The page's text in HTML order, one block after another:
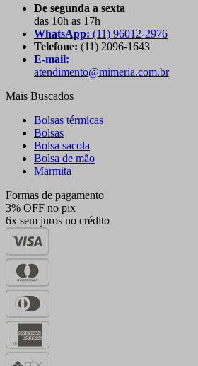
De segunda a sexta
das 10h as 17h
WhatsApp: (11) 96012-2976
Telefone: (11) 2096-1643
E-mail:
atendimento@mimeria.com.br
Mais Buscados
Bolsas térmicas
Bolsas
Bolsa sacola
Bolsa de mão
Marmita
Formas de pagamento
3% OFF no pix
6x sem juros no crédito